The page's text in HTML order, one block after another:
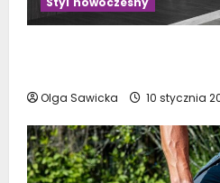
Olga Sawicka 10 stycznia